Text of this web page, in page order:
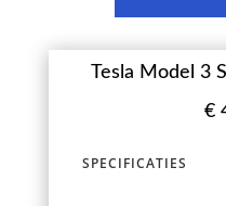
Tesla Model 3
€
SPECIFICATIES